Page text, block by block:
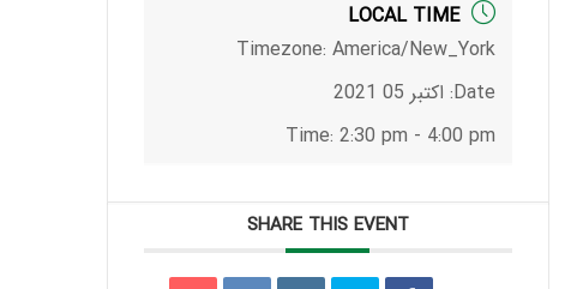
LOCAL TIME
Timezone: America/New_York
Date: اکتبر 05 2021
Time: 2:30 pm - 4:00 pm
SHARE THIS EVENT